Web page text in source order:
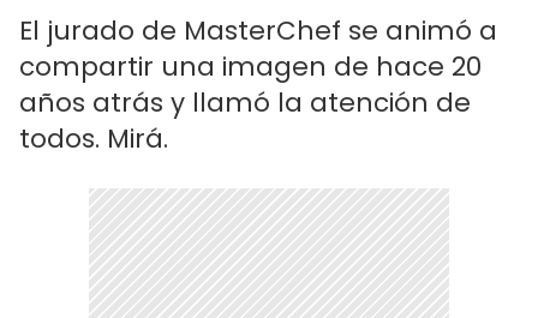
El jurado de MasterChef se animó a
compartir una imagen de hace 20
años atrás y llamó la atención de
todos. Mirá.